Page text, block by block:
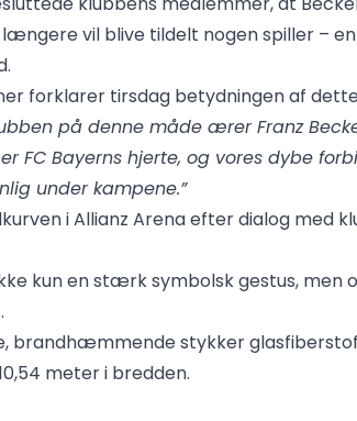
vil blive tildelt nogen spiller –
forklarer tirsdag betydningen af
på denne måde ærer Franz
FC Bayerns hjerte, og vores dybe
under kampene.”
i Allianz Arena efter dialog med
kun en stærk symbolsk gestus, men
brandhæmmende stykker
meter i bredden.